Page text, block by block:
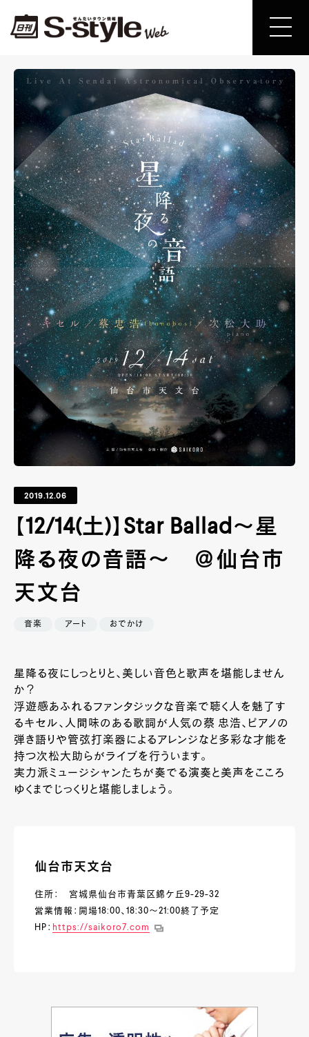
2019.12.06
【12/14(土)】Star Ballad～星
降る夜の音語～ ＠仙台市
天文台
音楽 アート おでかけ
星降る夜にしっとりと、美しい音色と歌声を堪能しません
か？
浮遊感あふれるファンタジックな音楽で聴く人を魅了す
るキセル、人間味のある歌詞が人気の蔡 忠浩、ピアノの
弾き語りや管弦打楽器によるアレンジなど多彩な才能を
持つ次松大助らがライブを行ういます。
実力派ミュージシャンたちが奏でる演奏と美声をこころ
ゆくまでじっくりと堪能しましょう。
仙台市天文台
住所： 宮城県仙台市青葉区錦ケ丘9-29-32
営業情報：開場18:00、18:30～21:00終了予定
HP： https://saikoro7.com